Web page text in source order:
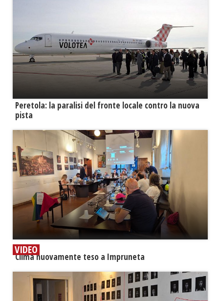
Peretola: la paralisi del fronte locale contro la nuova
pista
VIDEO
​Clima nuovamente teso a Impruneta